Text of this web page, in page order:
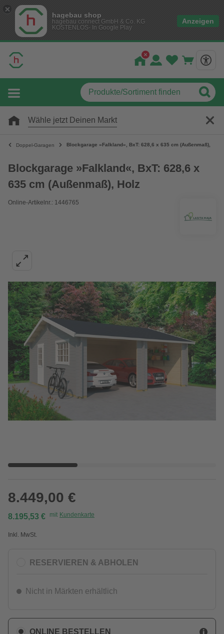
hagebau shop
hagebau connect GmbH & Co. KG
KOSTENLOS- In Google Play
Anzeigen
Wähle jetzt Deinen Markt
Doppel-Garagen Blockgarage »Falkland«, BxT: 628,6 x 635 cm (Außenmaß), Holz
Blockgarage »Falkland«, BxT: 628,6 x
635 cm (Außenmaß), Holz
Online-Artikelnr.: 1446765
8.449,00 €
8.195,53 € mit Kundenkarte
Inkl. MwSt.
RESERVIEREN & ABHOLEN
Nicht in Märkten erhältlich
ONLINE BESTELLEN